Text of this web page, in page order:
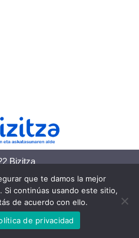
Bizitza
que te damos la mejor
Si continúas usando este sitio,
de acuerdo con ello.
de privacidad